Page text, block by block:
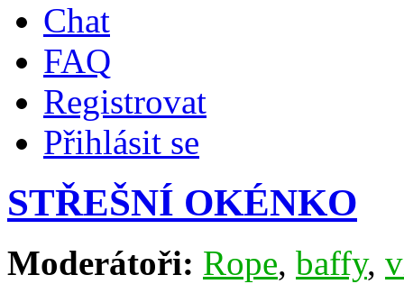
Chat
FAQ
Registrovat
Přihlásit se
STŘEŠNÍ OKÉNKO
Moderátoři: Rope, baffy,